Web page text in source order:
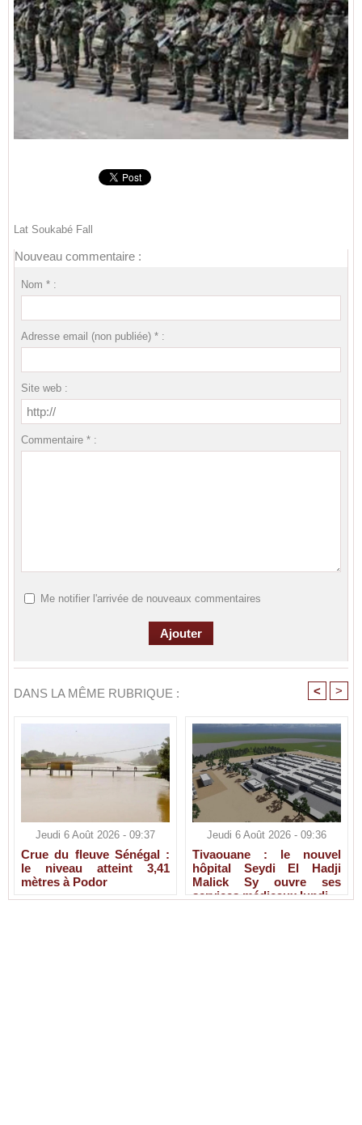
Lat Soukabé Fall
Nouveau commentaire :
Nom * :
Adresse email (non publiée) * :
Site web :
Commentaire * :
Me notifier l'arrivée de nouveaux commentaires
DANS LA MÊME RUBRIQUE : < >
Jeudi 6 Août 2026 - 09:37
Crue du fleuve Sénégal :
le niveau atteint 3,41
mètres à Podor
Jeudi 6 Août 2026 - 09:36
Tivaouane : le nouvel
hôpital Seydi El Hadji
Malick Sy ouvre ses
services médicaux lundi